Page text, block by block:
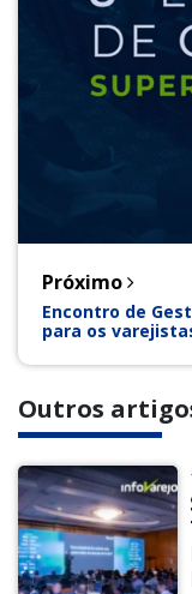
Próximo
Encontro de
para os
Outros